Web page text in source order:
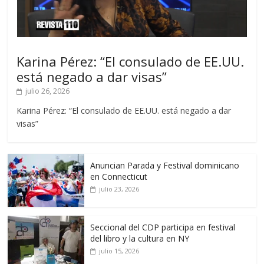
Karina Pérez: “El consulado de EE.UU.
está negado a dar visas”
julio 26, 2026
Karina Pérez: “El consulado de EE.UU. está negado a dar
visas”
Anuncian Parada y Festival dominicano
en Connecticut
julio 23, 2026
Seccional del CDP participa en festival
del libro y la cultura en NY
julio 15, 2026